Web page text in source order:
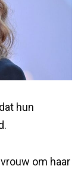
hun
om haar